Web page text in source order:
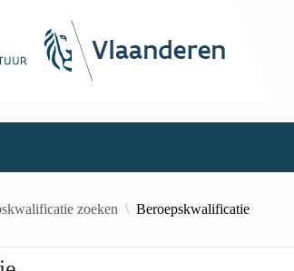
zoeken Beroepskwalificatie